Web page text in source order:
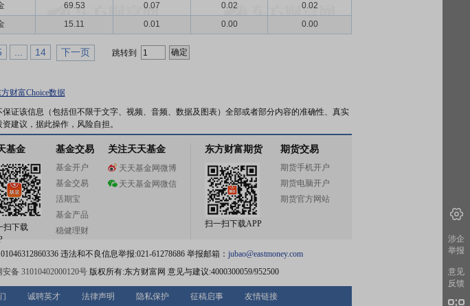
69.53 0.07 0.02
0.02
15.11 0.01 0.00 0.00
14 下一页 跳转到
方财富Choice数据
证该信息（包括但不限于文字、视频、音频、数据及图表）全部或者部分内容的准确性、真实
建议，据此操作，风险自担。
基金
扫下载
基金交易
基金开户
基金交易
活期宝
基金产品
稳健理财
关注天天基金
天天基金网微博
天天基金网微信
东方财富期货
扫一扫下载APP
期货交易
期货手机开户
期货电脑开户
期货官方网站
违法和不良信息举报:021-61278686 举报邮箱： jubao@eastmoney.com
备 31010402000120号版权所有:东方财富网 意见与建议:4000300059/952500
诚聘英才 法律声明 隐私保护 征稿启事 友情链接
涉企
举报
意见
反馈